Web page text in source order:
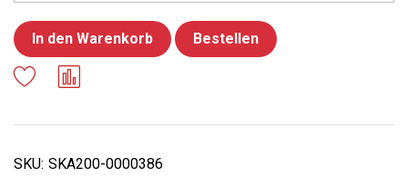
In den Warenkorb Bestellen
SKU: SKA200-0000386